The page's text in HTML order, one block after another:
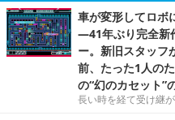
車が変形してロボ
―41年ぶり完全新
ー。新旧スタッフ
前、たった1人の
の“幻のカセット”
長い時を経て受け継